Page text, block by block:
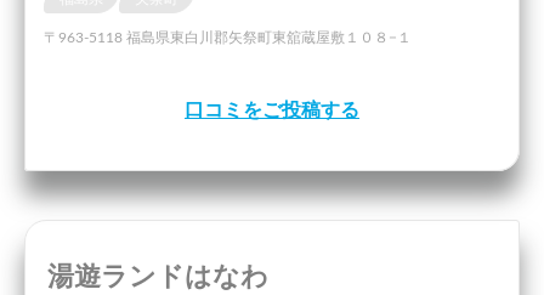
〒963-5118 福島県東白川郡矢祭町東舘蔵屋敷１０８−１
口コミをご投稿する
湯遊ランドはなわ